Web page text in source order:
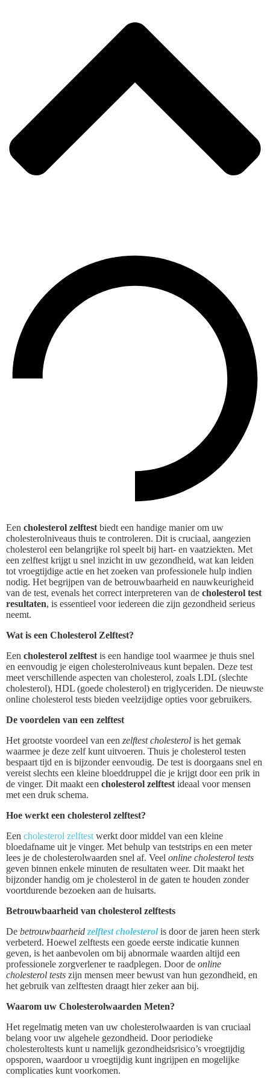
Een cholesterol zelftest biedt een handige manier om uw
cholesterolniveaus thuis te controleren. Dit is cruciaal, aangezien
cholesterol een belangrijke rol speelt bij hart- en vaatziekten. Met
een zelftest krijgt u snel inzicht in uw gezondheid, wat kan leiden
tot vroegtijdige actie en het zoeken van professionele hulp indien
nodig. Het begrijpen van de betrouwbaarheid en nauwkeurigheid
van de test, evenals het correct interpreteren van de cholesterol test
resultaten, is essentieel voor iedereen die zijn gezondheid serieus
neemt.
Wat is een Cholesterol Zelftest?
Een cholesterol zelftest is een handige tool waarmee je thuis snel
en eenvoudig je eigen cholesterolniveaus kunt bepalen. Deze test
meet verschillende aspecten van cholesterol, zoals LDL (slechte
cholesterol), HDL (goede cholesterol) en triglyceriden. De nieuwste
online cholesterol tests bieden veelzijdige opties voor gebruikers.
De voordelen van een zelftest
Het grootste voordeel van een zelftest cholesterol is het gemak
waarmee je deze zelf kunt uitvoeren. Thuis je cholesterol testen
bespaart tijd en is bijzonder eenvoudig. De test is doorgaans snel en
vereist slechts een kleine bloeddruppel die je krijgt door een prik in
de vinger. Dit maakt een cholesterol zelftest ideaal voor mensen
met een druk schema.
Hoe werkt een cholesterol zelftest?
Een cholesterol zelftest werkt door middel van een kleine
bloedafname uit je vinger. Met behulp van teststrips en een meter
lees je de cholesterolwaarden snel af. Veel online cholesterol tests
geven binnen enkele minuten de resultaten weer. Dit maakt het
bijzonder handig om je cholesterol in de gaten te houden zonder
voortdurende bezoeken aan de huisarts.
Betrouwbaarheid van cholesterol zelftests
De betrouwbaarheid zelftest cholesterolis door de jaren heen sterk
verbeterd. Hoewel zelftests een goede eerste indicatie kunnen
geven, is het aanbevolen om bij abnormale waarden altijd een
professionele zorgverlener te raadplegen. Door de online
cholesterol tests zijn mensen meer bewust van hun gezondheid, en
het gebruik van zelftesten draagt hier zeker aan bij.
Waarom uw Cholesterolwaarden Meten?
Het regelmatig meten van uw cholesterolwaarden is van cruciaal
belang voor uw algehele gezondheid. Door periodieke
cholesteroltests kunt u namelijk gezondheidsrisico’s vroegtijdig
opsporen, waardoor u vroegtijdig kunt ingrijpen en mogelijke
complicaties kunt voorkomen.